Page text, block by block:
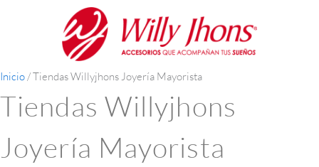
Inicio / Tiendas Willyjhons Joyería Mayorista
Tiendas Willyjhons
Joyería Mayorista
por
los
últimos